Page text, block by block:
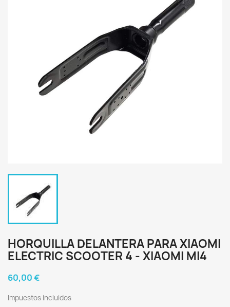
HORQUILLA DELANTERA PARA XIAOMI
ELECTRIC SCOOTER 4 - XIAOMI MI4
60,00 €
Impuestos incluidos